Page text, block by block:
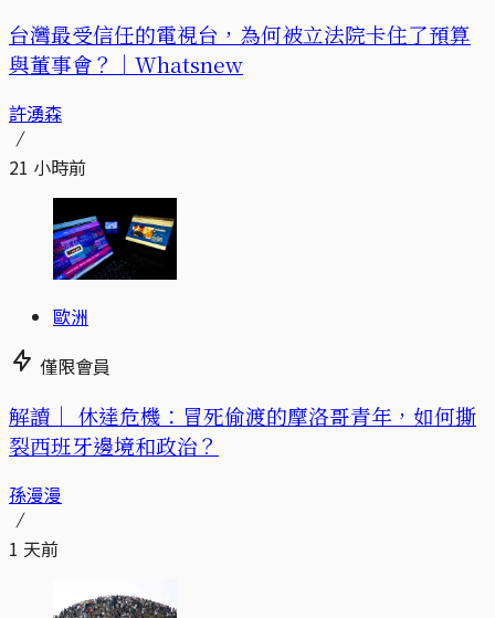
台灣最受信任的電視台，為何被立法院卡住了預算
與董事會？｜Whatsnew
許湧森
21 小時前
歐洲
僅限會員
解讀｜ 休達危機：冒死偷渡的摩洛哥青年，如何撕
裂西班牙邊境和政治？
孫漫漫
1 天前